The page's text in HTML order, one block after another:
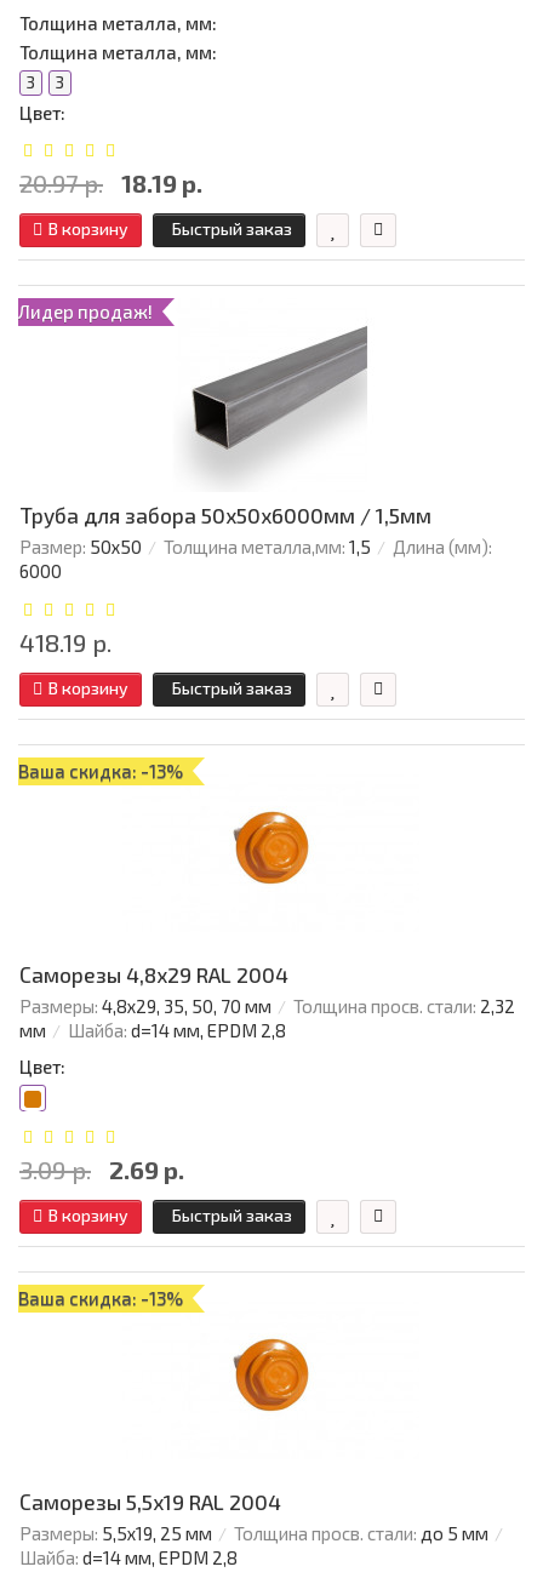
Толщина металла, мм:
Толщина металла, мм:
3 3
Цвет:
20.97 р. 18.19 р.
В корзину Быстрый заказ
Лидер продаж!
Труба для забора 50х50x6000мм / 1,5мм
Размер: 50х50 Толщина металла,мм: 1,5
Длина (мм):
6000
418.19 р.
В корзину Быстрый заказ
Ваша скидка: -13%
Саморезы 4,8х29 RAL 2004
Размеры: 4,8х29, 35, 50, 70 мм Толщина просв. стали: 2,32
мм
Шайба: d=14 мм, EPDM 2,8
Цвет:
3.09 р. 2.69 р.
В корзину Быстрый заказ
Ваша скидка: -13%
Саморезы 5,5х19 RAL 2004
Размеры: 5,5х19, 25 мм Толщина просв. стали: до 5 мм
Шайба: d=14 мм, EPDM 2,8